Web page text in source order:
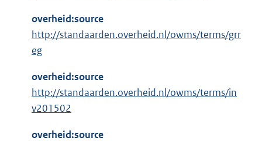
overheid:source
http://standaarden.overheid.nl/owms/terms/grr
eg
overheid:source
http://standaarden.overheid.nl/owms/terms/in
v201502
overheid:source